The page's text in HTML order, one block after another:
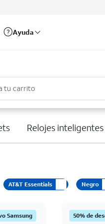
Ayuda
tu carrito
Relojes inteligentes
AT&T Essentials Negro
Samsung 50% de